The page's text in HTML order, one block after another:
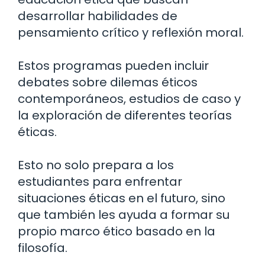
desarrollar habilidades de
pensamiento crítico y reflexión moral.
Estos programas pueden incluir
debates sobre dilemas éticos
contemporáneos, estudios de caso y
la exploración de diferentes teorías
éticas.
Esto no solo prepara a los
estudiantes para enfrentar
situaciones éticas en el futuro, sino
que también les ayuda a formar su
propio marco ético basado en la
filosofía.